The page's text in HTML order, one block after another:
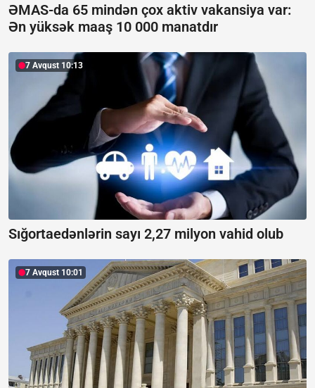
ƏMAS-da 65 mindən çox aktiv vakansiya var:
Ən yüksək maaş 10 000 manatdır
7 Avqust 10:13
Sığortaedənlərin sayı 2,27 milyon vahid olub
7 Avqust 10:01